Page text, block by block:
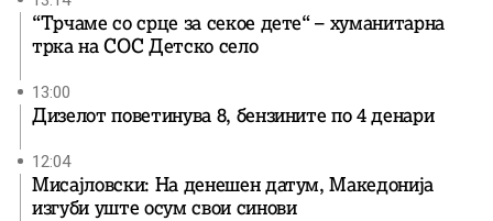
“Трчаме со срце за секое дете“ – хуманитарна
трка на СОС Детско село
13:00
Дизелот поветинува 8, бензините по 4 денари
12:04
Мисајловски: На денешен датум, Македонија
изгуби уште осум свои синови